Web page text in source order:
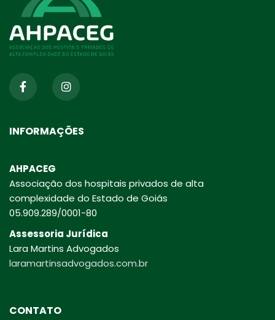
INFORMAÇÕES
AHPACEG
Associação dos hospitais privados de alta
complexidade do Estado de Goiás
05.909.289/0001-80
Assessoria Jurídica
Lara Martins Advogados
laramartinsadvogados.com.br
CONTATO